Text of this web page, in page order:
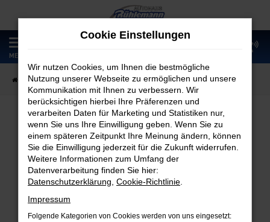
Zum
Hauptinhalt
springen
MENÜ
Startseite Fahrzeugangebote Fahrzeugmarkt
Fahrzeugmarkt
Fehler: Network Error
Cookie Einstellungen
Wir nutzen Cookies, um Ihnen die bestmögliche
Nutzung unserer Webseite zu ermöglichen und unsere
Kommunikation mit Ihnen zu verbessern. Wir
berücksichtigen hierbei Ihre Präferenzen und
verarbeiten Daten für Marketing und Statistiken nur,
wenn Sie uns Ihre Einwilligung geben. Wenn Sie zu
einem späteren Zeitpunkt Ihre Meinung ändern, können
Sie die Einwilligung jederzeit für die Zukunft widerrufen.
Weitere Informationen zum Umfang der
Datenverarbeitung finden Sie hier:
Datenschutzerklärung Cookie-Richtlinie
Impressum
Folgende Kategorien von Cookies werden von uns eingesetzt: